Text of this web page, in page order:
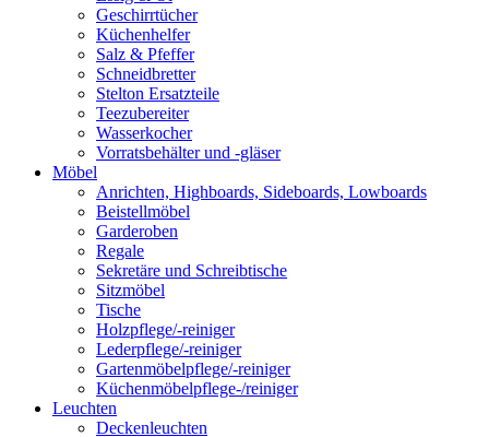
Geschirrtücher
Küchenhelfer
Salz & Pfeffer
Schneidbretter
Stelton Ersatzteile
Teezubereiter
Wasserkocher
Vorratsbehälter und -gläser
Möbel
Anrichten, Highboards, Sideboards, Lowboards
Beistellmöbel
Garderoben
Regale
Sekretäre und Schreibtische
Sitzmöbel
Tische
Holzpflege/-reiniger
Lederpflege/-reiniger
Gartenmöbelpflege/-reiniger
Küchenmöbelpflege-/reiniger
Leuchten
Deckenleuchten